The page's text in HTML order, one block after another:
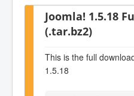
Joomla! 1.5.18
(.tar.bz2)
This is the full
1.5.18